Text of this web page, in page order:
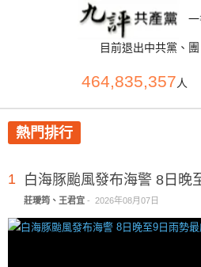
目前退出中共黨、
464,835,357人
熱門排行
1 白海豚颱風發布海警 8日晚
莊璦筠、王君宜 - 2026年08月07日